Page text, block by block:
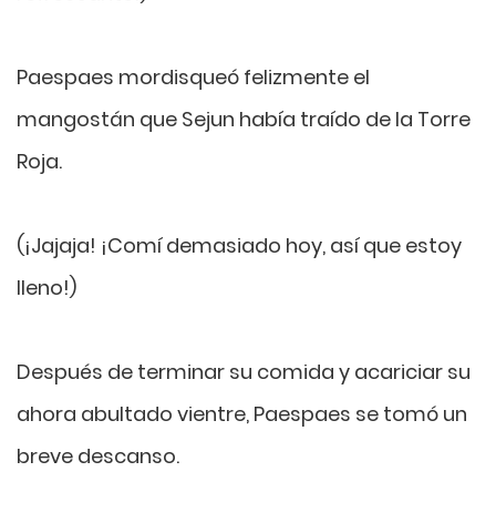
Paespaes mordisqueó felizmente el
mangostán que Sejun había traído de la Torre
Roja.
(¡Jajaja! ¡Comí demasiado hoy, así que estoy
lleno!)
Después de terminar su comida y acariciar su
ahora abultado vientre, Paespaes se tomó un
breve descanso.